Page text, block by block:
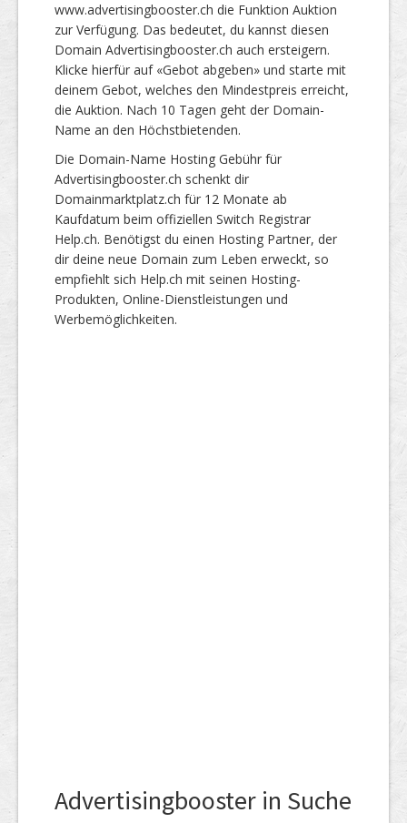
www.advertisingbooster.ch die Funktion Auktion
zur Verfügung. Das bedeutet, du kannst diesen
Domain Advertisingbooster.ch auch ersteigern.
Klicke hierfür auf «Gebot abgeben» und starte mit
deinem Gebot, welches den Mindestpreis erreicht,
die Auktion. Nach 10 Tagen geht der Domain-
Name an den Höchstbietenden.
Die Domain-Name Hosting Gebühr für
Advertisingbooster.ch schenkt dir
Domainmarktplatz.ch für 12 Monate ab
Kaufdatum beim offiziellen Switch Registrar
Help.ch. Benötigst du einen Hosting Partner, der
dir deine neue Domain zum Leben erweckt, so
empfiehlt sich Help.ch mit seinen Hosting-
Produkten, Online-Dienstleistungen und
Werbemöglichkeiten.
Advertisingbooster in Suche